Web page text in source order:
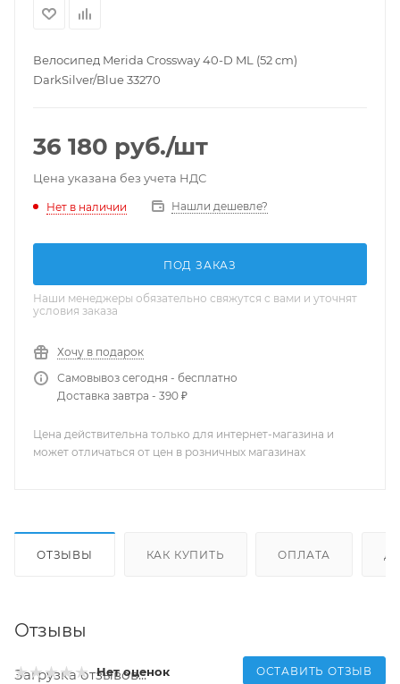
Велосипед Merida Crossway 40-D ML (52 cm)
DarkSilver/Blue 33270
36 180 руб./шт
Цена указана без учета НДС
Нет в наличии Нашли дешевле?
ПОД ЗАКАЗ
Наши менеджеры обязательно свяжутся с вами и уточнят
условия заказа
Хочу в подарок
Самовывоз сегодня - бесплатно
Доставка завтра - 390 ₽
Цена действительна только для интернет-магазина и
может отличаться от цен в розничных магазинах
ОТЗЫВЫ КАК КУПИТЬ ОПЛАТА
Отзывы
Нет оценок ОСТАВИТЬ ОТЗЫВ
Загрузка отзывов...